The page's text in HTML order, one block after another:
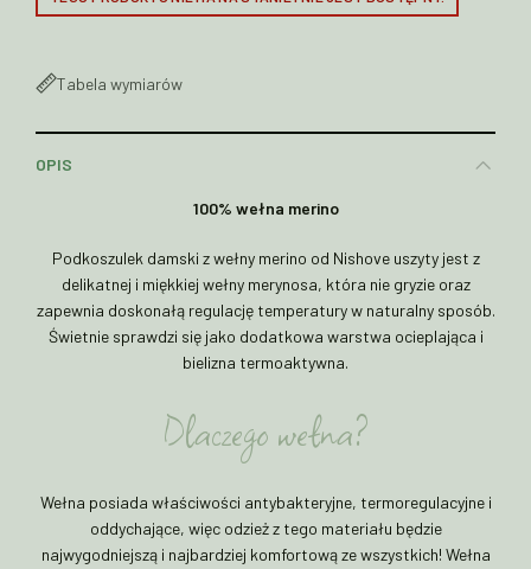
Tabela wymiarów
OPIS
100% wełna merino
Podkoszulek damski z wełny merino od Nishove uszyty jest z
delikatnej i miękkiej wełny merynosa, która nie gryzie oraz
zapewnia doskonałą regulację temperatury w naturalny sposób.
Świetnie sprawdzi się jako dodatkowa warstwa ocieplająca i
bielizna termoaktywna.
Dlaczego wełna?
Wełna posiada właściwości antybakteryjne, termoregulacyjne i
oddychające, więc odzież z tego materiału będzie
najwygodniejszą i najbardziej komfortową ze wszystkich! Wełna